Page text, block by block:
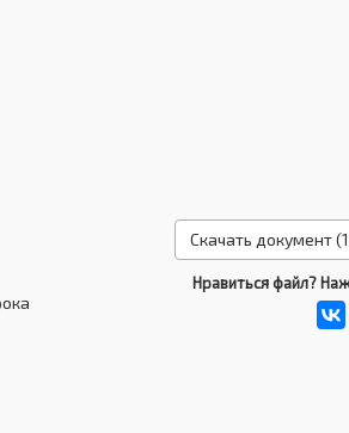
Скачать документ
Нравиться файл?